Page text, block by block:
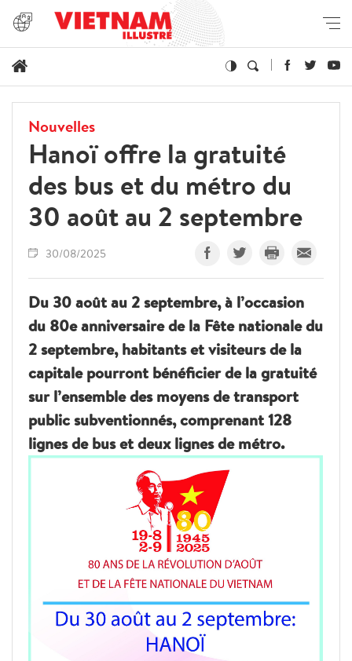
Nouvelles
Hanoï offre la gratuité
des bus et du métro du
30 août au 2 septembre
30/08/2025
Du 30 août au 2 septembre, à l’occasion
du 80e anniversaire de la Fête nationale du
2 septembre, habitants et visiteurs de la
capitale pourront bénéficier de la gratuité
sur l’ensemble des moyens de transport
public subventionnés, comprenant 128
lignes de bus et deux lignes de métro.